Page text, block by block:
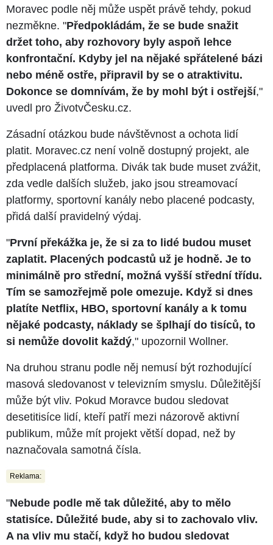
Moravec podle něj může uspět právě tehdy, pokud
nezměkne. "Předpokládám, že se bude snažit
držet toho, aby rozhovory byly aspoň lehce
konfrontační. Kdyby jel na nějaké spřátelené bázi
nebo méně ostře, připravil by se o atraktivitu.
Dokonce se domnívám, že by mohl být i ostřejší,"
uvedl pro ŽivotvČesku.cz.
Zásadní otázkou bude návštěvnost a ochota lidí
platit. Moravec.cz není volně dostupný projekt, ale
předplacená platforma. Divák tak bude muset zvážit,
zda vedle dalších služeb, jako jsou streamovací
platformy, sportovní kanály nebo placené podcasty,
přidá další pravidelný výdaj.
"První překážka je, že si za to lidé budou muset
zaplatit. Placených podcastů už je hodně. Je to
minimálně pro střední, možná vyšší střední třídu.
Tím se samozřejmě pole omezuje. Když si dnes
platíte Netflix, HBO, sportovní kanály a k tomu
nějaké podcasty, náklady se šplhají do tisíců, to
si nemůže dovolit každý," upozornil Wollner.
Na druhou stranu podle něj nemusí být rozhodující
masová sledovanost v televizním smyslu. Důležitější
může být vliv. Pokud Moravce budou sledovat
desetitisíce lidí, kteří patří mezi názorově aktivní
publikum, může mít projekt větší dopad, než by
naznačovala samotná čísla.
Reklama:
"Nebude podle mě tak důležité, aby to mělo
statisíce. Důležité bude, aby si to zachovalo vliv.
A na vliv mu stačí, když ho budou sledovat